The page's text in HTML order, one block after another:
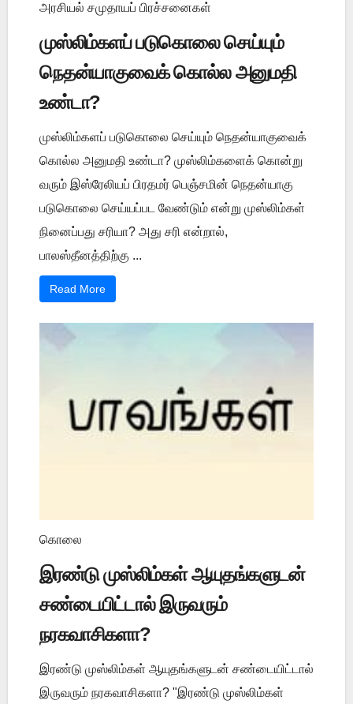
அரசியல் சமுதாயப் பிரச்சனைகள்
முஸ்லிம்களப் படுகொலை செய்யும்
நெதன்யாகுவைக் கொல்ல அனுமதி
உண்டா?
முஸ்லிம்களப் படுகொலை செய்யும் நெதன்யாகுவைக்
கொல்ல அனுமதி உண்டா? முஸ்லிம்களைக் கொன்று
வரும் இஸ்ரேலியப் பிரதமர் பெஞ்சமின் நெதன்யாகு
படுகொலை செய்யப்பட வேண்டும் என்று முஸ்லிம்கள்
நினைப்பது சரியா? அது சரி என்றால்,
பாலஸ்தீனத்திற்கு ...
Read More
கொலை
இரண்டு முஸ்லிம்கள் ஆயுதங்களுடன்
சண்டையிட்டால் இருவரும்
நரகவாசிகளா?
இரண்டு முஸ்லிம்கள் ஆயுதங்களுடன் சண்டையிட்டால்
இருவரும் நரகவாசிகளா? "இரண்டு முஸ்லிம்கள்